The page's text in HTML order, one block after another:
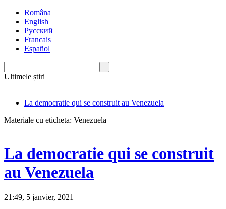
Româna
English
Русский
Francais
Español
Ultimele știri
La democratie qui se construit au Venezuela
Materiale cu eticheta: Venezuela
La democratie qui se construit
au Venezuela
21:49, 5 janvier, 2021